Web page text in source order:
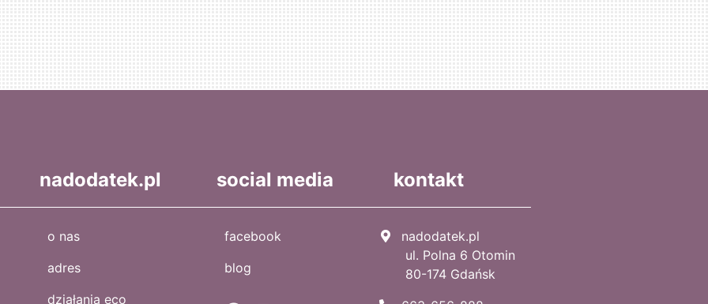
nadodatek.pl
o nas
adres
działania eco
social media
facebook
blog
kontakt
nadodatek.pl
ul. Polna 6 Otomin
80-174 Gdańsk